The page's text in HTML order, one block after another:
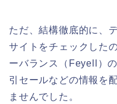
ただ、結構徹底的に、
サイトをチェックした
ーバランス（Feyell）
引セールなどの情報を
ませんでした。